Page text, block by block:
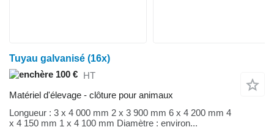
Tuyau galvanisé (16x)
100 € HT
Matériel d'élevage - clôture pour animaux
Longueur : 3 x 4 000 mm 2 x 3 900 mm 6 x 4 200 mm 4
x 4 150 mm 1 x 4 100 mm Diamètre : environ...